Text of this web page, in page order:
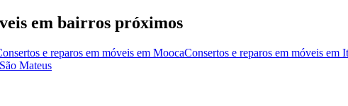
em bairros próximos
e reparos em móveis em MoocaConsertos e reparos em móveis em
São Mateus